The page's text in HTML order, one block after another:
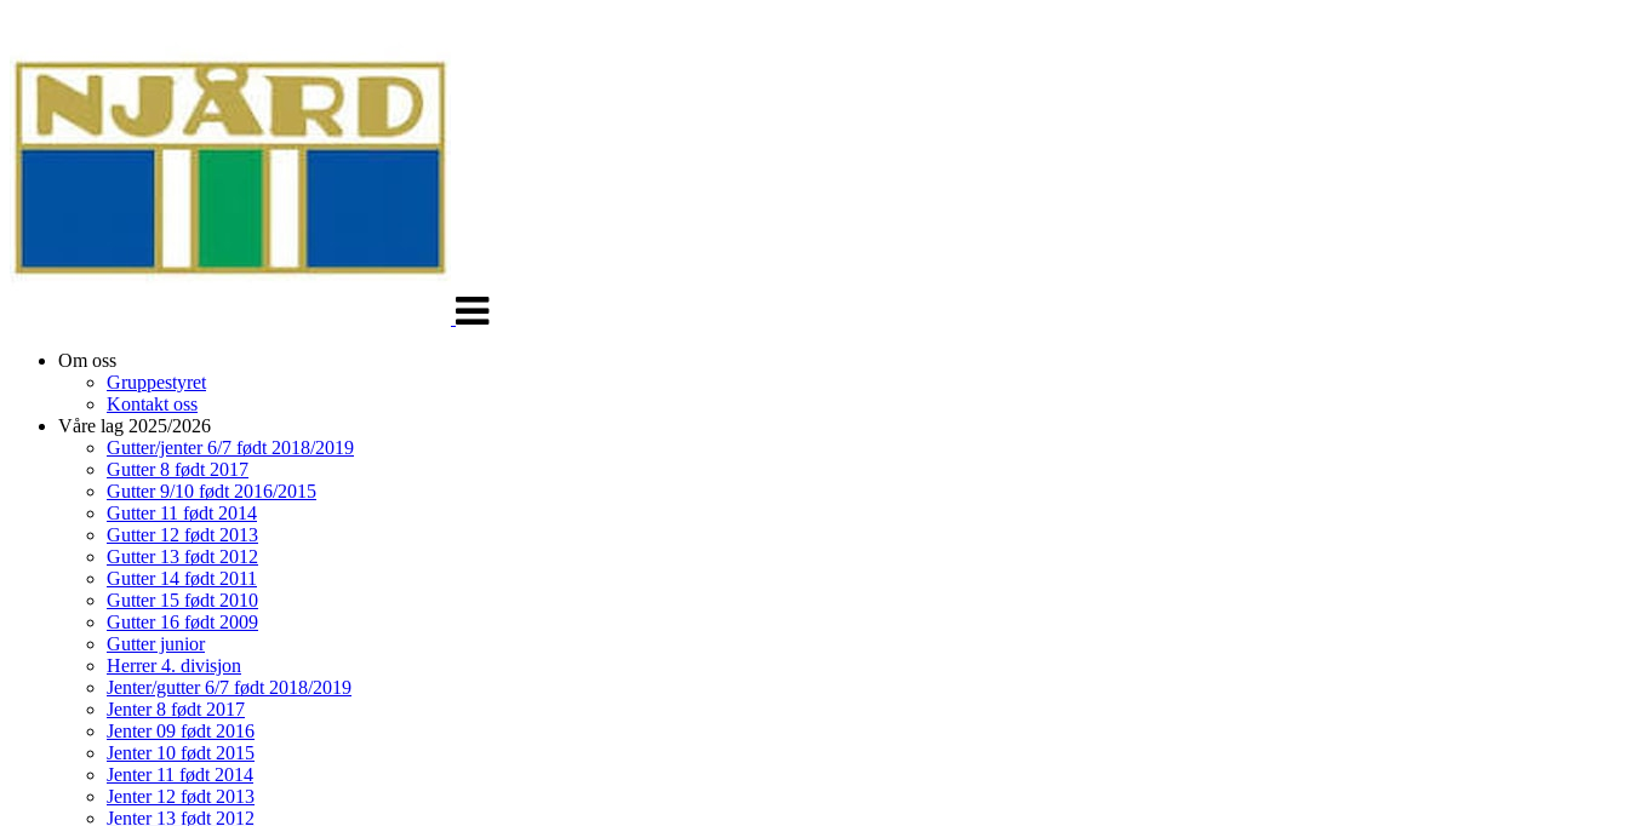
Om oss
Gruppestyret
Kontakt oss
Våre lag 2025/2026
Gutter/jenter 6/7 født 2018/2019
Gutter 8 født 2017
Gutter 9/10 født 2016/2015
Gutter 11 født 2014
Gutter 12 født 2013
Gutter 13 født 2012
Gutter 14 født 2011
Gutter 15 født 2010
Gutter 16 født 2009
Gutter junior
Herrer 4. divisjon
Jenter/gutter 6/7 født 2018/2019
Jenter 8 født 2017
Jenter 09 født 2016
Jenter 10 født 2015
Jenter 11 født 2014
Jenter 12 født 2013
Jenter 13 født 2012